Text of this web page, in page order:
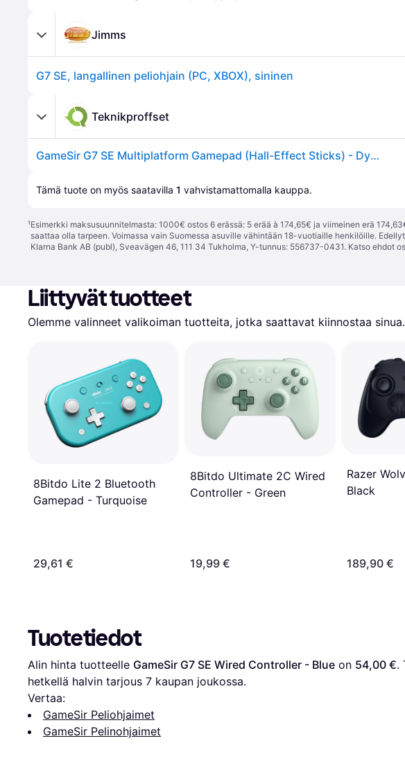
Jimms
G7 SE, langallinen peliohjain (PC, XBOX), sininen
Teknikproffset
GameSir G7 SE Multiplatform Gamepad (Hall-Effect Sticks) - Dynamic Blue
Tämä tuote on myös saatavilla 1 vahvistamattomalla kauppa.
¹Esimerkki maksusuunnitelmasta: 1000€ ostos 6 erässä: 5 erää à 174,65€ ja viimeinen erä
saattaa olla tarpeen. Voimassa vain Suomessa asuville vähintään 18-vuotiaille henkilöille.
Klarna Bank AB (publ), Sveavägen 46, 111 34 Tukholma, Y-tunnus: 556737-0431. Katso ehdot
Liittyvät tuotteet
Olemme valinneet valikoiman tuotteita, jotka saattavat kiinnostaa sinua.
8Bitdo Lite 2 Bluetooth
Gamepad - Turquoise
29,61 €
8Bitdo Ultimate 2C Wired
Controller - Green
19,99 €
Razer
Black
189,90 €
Tuotetiedot
Alin hinta tuotteelle GameSir G7 SE Wired Controller - Blue on 54,00 €.
hetkellä halvin tarjous 7 kaupan joukossa.
Vertaa:
GameSir Peliohjaimet
GameSir Pelinohjaimet